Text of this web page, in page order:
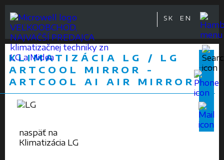
VEĽKOOBCHOD,
NAJVÄČŠÍ PREDAJCA
klimatizačnej techniky zn
LG a Midea
SK EN
KLIMATIZÁCIA LG / LG
ARTCOOL MIRROR -
ARTCOOL AI AIR MIRROR
naspäť na
Klimatizácia LG